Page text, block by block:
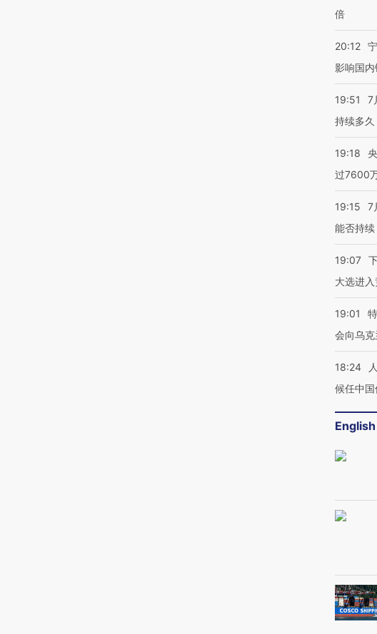
倍
20:12
影响国
19:51
7
持续多久
19:18
过7600
19:15
7
能否持续
19:07
大选进
19:01
会向乌
18:24
候任中